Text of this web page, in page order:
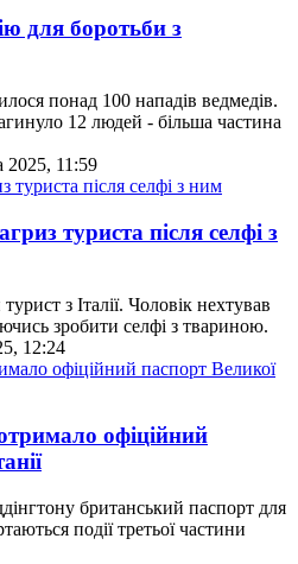
для боротьби з
понад 100 нападів ведмедів.
12 людей - більша частина
2025, 11:59
туриста після селфі з
з Італії. Чоловік нехтував
зробити селфі з твариною.
12:24
офіційний
британський паспорт для
події третьої частини